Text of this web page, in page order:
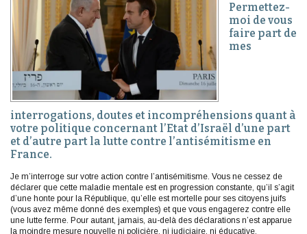
Permettez-
moi de vous
faire part de
mes
interrogations, doutes et incompréhensions quant à
votre politique concernant l’Etat d’Israël d’une part
et d’autre part la lutte contre l’antisémitisme en
France.
Je m’interroge sur votre action contre l’antisémitisme. Vous ne cessez de
déclarer que cette maladie mentale est en progression constante, qu’il s’agit
d’une honte pour la République, qu’elle est mortelle pour ses citoyens juifs
(vous avez même donné des exemples) et que vous engagerez contre elle
une lutte ferme. Pour autant, jamais, au-delà des déclarations n’est apparue
la moindre mesure nouvelle ni policière, ni judiciaire, ni éducative.